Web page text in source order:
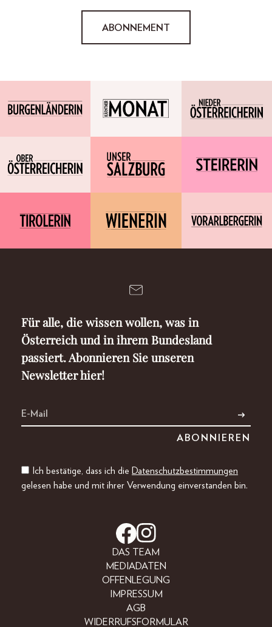
ABONNEMENT
Für alle, die wissen wollen, was in
Österreich und in ihrem Bundesland
passiert. Abonnieren Sie unseren
Newsletter hier!
Ich bestätige, dass ich die Datenschutzbestimmungen
gelesen habe und mit ihrer Verwendung einverstanden bin.
DAS TEAM
MEDIADATEN
OFFENLEGUNG
IMPRESSUM
AGB
WIDERRUFSFORMULAR